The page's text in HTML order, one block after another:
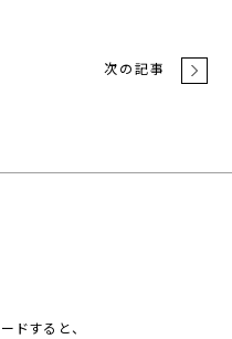
次の記事
ドすると、